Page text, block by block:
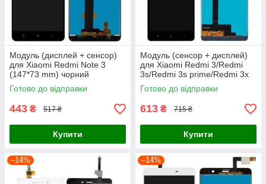
Модуль (дисплей + сенсор)
для Xiaomi Redmi Note 3
(147*73 mm) чорний
Готово до відправки
443 ₴ 517 ₴
Купити
Модуль (сенсор + дисплей)
для Xiaomi Redmi 3/Redmi
3s/Redmi 3s prime/Redmi 3x
чорний
Готово до відправки
613 ₴ 715 ₴
Купити
–14% –14%